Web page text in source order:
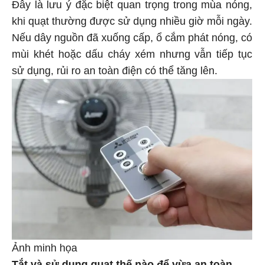
Đây là lưu ý đặc biệt quan trọng trong mùa nóng,
khi quạt thường được sử dụng nhiều giờ mỗi ngày.
Nếu dây nguồn đã xuống cấp, ổ cắm phát nóng, có
mùi khét hoặc dấu cháy xém nhưng vẫn tiếp tục
sử dụng, rủi ro an toàn điện có thể tăng lên.
Ảnh minh họa